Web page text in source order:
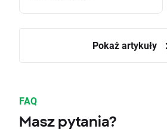
Pokaż artykuły
FAQ
Masz pytania?